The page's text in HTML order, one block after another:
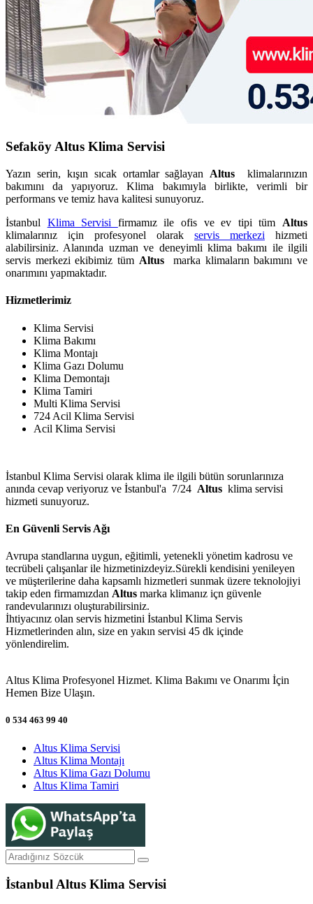
Sefaköy Altus Klima Servisi
Yazın serin, kışın sıcak ortamlar sağlayan Altus klimalarınızın
bakımını da yapıyoruz. Klima bakımıyla birlikte, verimli bir
performans ve temiz hava kalitesi sunuyoruz.
İstanbul Klima Servisi firmamız ile ofis ve ev tipi tüm Altus
klimalarınız için profesyonel olarak servis merkezi hizmeti
alabilirsiniz. Alanında uzman ve deneyimli klima bakımı ile ilgili
servis merkezi ekibimiz tüm Altusmarka klimaların bakımını ve
onarımını yapmaktadır.
Hizmetlerimiz
Klima Servisi
Klima Bakımı
Klima Montajı
Klima Gazı Dolumu
Klima Demontajı
Klima Tamiri
Multi Klima Servisi
724 Acil Klima Servisi
Acil Klima Servisi
İstanbul Klima Servisi olarak klima ile ilgili bütün sorunlarınıza
anında cevap veriyoruz ve İstanbul'a 7/24 Altus klima servisi
hizmeti sunuyoruz.
En Güvenli Servis Ağı
Avrupa standlarına uygun, eğitimli, yetenekli yönetim kadrosu ve
tecrübeli çalışanlar ile hizmetinizdeyiz.Sürekli kendisini yenileyen
ve müşterilerine daha kapsamlı hizmetleri sunmak üzere teknolojiyi
takip eden firmamızdan Altus marka klimanız içn güvenle
randevularınızı oluşturabilirsiniz.
İhtiyacınız olan servis hizmetini İstanbul Klima Servis
Hizmetlerinden alın, size en yakın servisi 45 dk içinde
yönlendirelim.
Altus Klima Profesyonel Hizmet. Klima Bakımı ve Onarımı İçin
Hemen Bize Ulaşın.
0 534 463 99 40
Altus Klima Servisi
Altus Klima Montajı
Altus Klima Gazı Dolumu
Altus Klima Tamiri
İstanbul Altus Klima Servisi